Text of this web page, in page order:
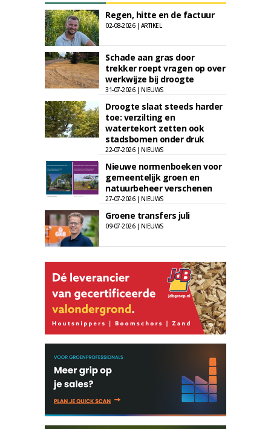
Regen, hitte en de factuur
02-08-2026 | ARTIKEL
Schade aan gras door
trekker roept vragen op over
werkwijze bij droogte
31-07-2026 | NIEUWS
Droogte slaat steeds harder
toe: verzilting en
watertekort zetten ook
stadsbomen onder druk
22-07-2026 | NIEUWS
Nieuwe normenboeken voor
gemeentelijk groen en
natuurbeheer verschenen
27-07-2026 | NIEUWS
Groene transfers juli
09-07-2026 | NIEUWS